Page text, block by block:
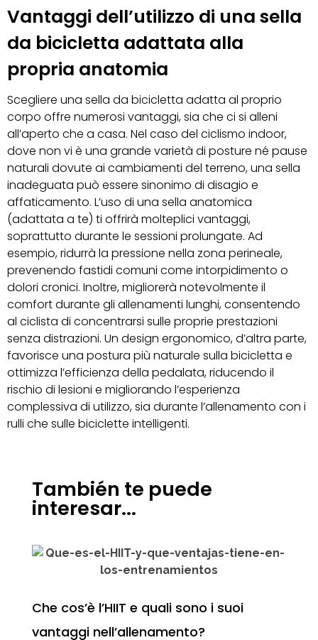
Vantaggi dell’utilizzo di una sella
da bicicletta adattata alla
propria anatomia
Scegliere una sella da bicicletta adatta al proprio
corpo offre numerosi vantaggi, sia che ci si alleni
all’aperto che a casa. Nel caso del ciclismo indoor,
dove non vi è una grande varietà di posture né pause
naturali dovute ai cambiamenti del terreno, una sella
inadeguata può essere sinonimo di disagio e
affaticamento. L’uso di una sella anatomica
(adattata a te) ti offrirà molteplici vantaggi,
soprattutto durante le sessioni prolungate. Ad
esempio, ridurrà la pressione nella zona perineale,
prevenendo fastidi comuni come intorpidimento o
dolori cronici. Inoltre, migliorerà notevolmente il
comfort durante gli allenamenti lunghi, consentendo
al ciclista di concentrarsi sulle proprie prestazioni
senza distrazioni. Un design ergonomico, d’altra parte,
favorisce una postura più naturale sulla bicicletta e
ottimizza l’efficienza della pedalata, riducendo il
rischio di lesioni e migliorando l’esperienza
complessiva di utilizzo, sia durante l’allenamento con i
rulli che sulle biciclette intelligenti.
También te puede
interesar...
Che cos’è l’HIIT e quali sono i suoi
vantaggi nell’allenamento?